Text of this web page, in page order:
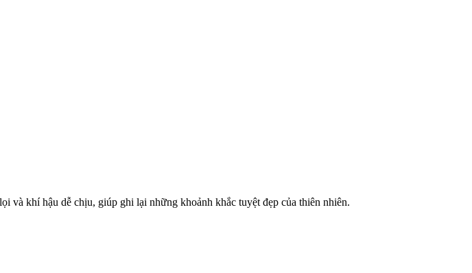
và khí hậu dễ chịu, giúp ghi lại những khoảnh khắc tuyệt đẹp của thiên nhiên.